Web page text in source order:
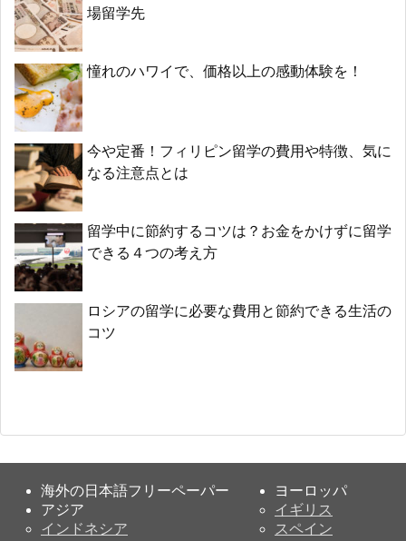
場留学先
憧れのハワイで、価格以上の感動体験を！
今や定番！フィリピン留学の費用や特徴、気に
なる注意点とは
留学中に節約するコツは？お金をかけずに留学
できる４つの考え方
ロシアの留学に必要な費用と節約できる生活の
コツ
海外の日本語フリーペーパー
アジア
インドネシア
ヨーロッパ
イギリス
スペイン